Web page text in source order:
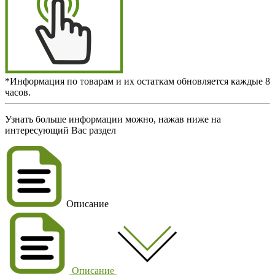
*Информация по товарам и их остаткам обновляется каждые 8
часов.
Узнать больше информации можно, нажав ниже на
интересующий Вас раздел
Описание
Описание